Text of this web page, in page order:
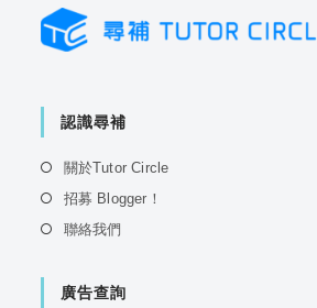
認識尋補
關於Tutor CircleOpens
招募 Blogger！
聯絡我們
new
廣告查詢